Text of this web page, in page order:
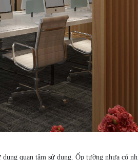
quan tâm sử dụng. Ốp tường nhựa có